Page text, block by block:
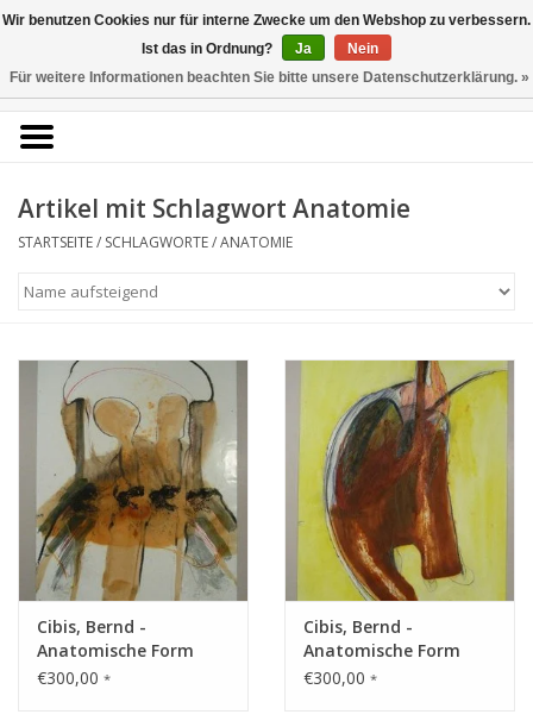
0 Artikel - €0,00
Kunstantiquariat
Rolf Brehmer
Portal für Grafik aus 5
KÜNSTLERLISTE
Startseite
Alle Werke
Druckgrafik
Zeichnungen
Gemälde
Fotografie
Artikel mit Schlagwort Anatomie
STARTSEITE/ SCHLAGWORTE/ANATOMIE
Cibis, Bernd -
Anatomische Form
€300,00 *
Cibis, Bernd -
Anatomische Form
€300,00 *
Wir benutzen Cookies nur für interne Zwecke um den Webshop zu verbessern.
Ist das in Ordnung?
Ja
Nein
Für weitere Informationen beachten Sie bitte unsere Datenschutzerklärung. »